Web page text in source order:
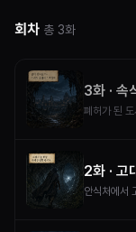
회차 총 3화
3화 · 속
2화 · 고